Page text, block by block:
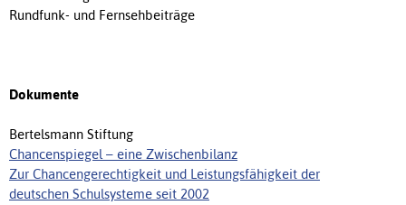
Rundfunk- und Fernsehbeiträge
Dokumente
Bertelsmann Stiftung
Chancenspiegel – eine Zwischenbilanz
Zur Chancengerechtigkeit und Leistungsfähigkeit der
deutschen Schulsysteme seit 2002